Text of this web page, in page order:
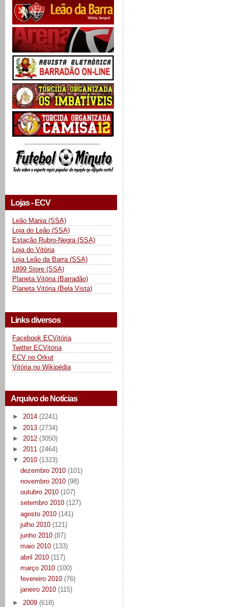
-------------------------------------
Lojas - ECV
Leão Mania (SSA)
Loja do Leão (SSA)
Estação Rubro-Negra (SSA)
Loja do Vitória
Loja Leão da Barra (SSA)
1899 Store (SSA)
Planeta Vitória (Barradão)
Planeta Vitória (Bela Vista)
Links diversos
Facebook ECVitória
Twitter ECVitória
ECV no Orkut
Vitória no Wikipédia
Arquivo de Notícias
► 2014 (2241)
► 2013 (2734)
► 2012 (3050)
► 2011 (2464)
▼ 2010 (1323)
dezembro 2010 (101)
novembro 2010 (98)
outubro 2010 (107)
setembro 2010 (127)
agosto 2010 (141)
julho 2010 (121)
junho 2010 (87)
maio 2010 (133)
abril 2010 (117)
março 2010 (100)
fevereiro 2010 (76)
janeiro 2010 (115)
► 2009 (618)